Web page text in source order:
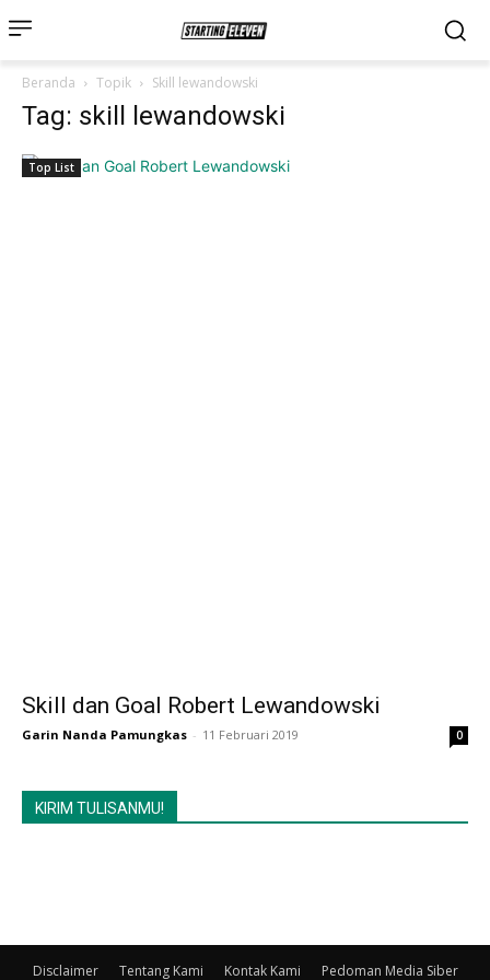
Beranda Topik Skill lewandowski
Tag: skill lewandowski
Top List
Skill dan Goal Robert Lewandowski
Garin Nanda Pamungkas - 11 Februari 2019 0
KIRIM TULISANMU!
Disclaimer Tentang Kami Kontak Kami Pedoman Media Siber